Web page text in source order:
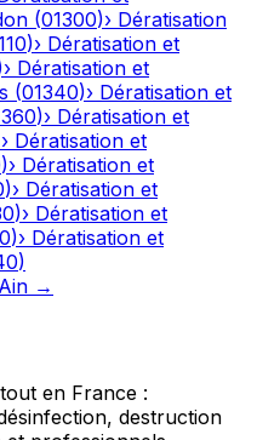
(01300)› Dératisation
)› Dératisation et
› Dératisation et
(01340)› Dératisation et
)› Dératisation et
› Dératisation et
)› Dératisation et
)› Dératisation et
)› Dératisation et
)› Dératisation et
)
Ain →
en France :
destruction